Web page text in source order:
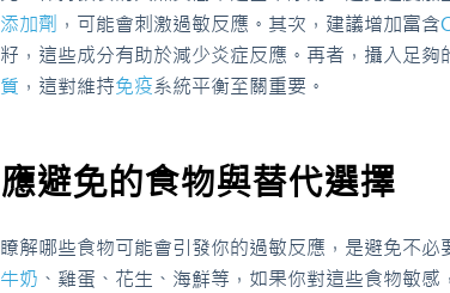
添加劑 ，可能會刺激過敏反應。其次，建議增加富含
籽，這些成分有助於減少炎症反應。再者，攝入足夠
質 ，這對維持免疫系統平衡至關重要。
應避免的食物與替代選擇
瞭解哪些食物可能會引發你的過敏反應，是避免不
牛奶 、雞蛋、花生、海鮮等，如果你對這些食物敏